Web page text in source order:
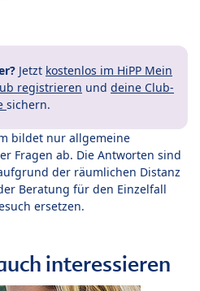
Jetzt kostenlos im HiPP Mein
registrieren und deine Club-
sichern.
bildet nur allgemeine
Fragen ab. Die Antworten sind
der räumlichen Distanz
Beratung für den Einzelfall
ersetzen.
interessieren